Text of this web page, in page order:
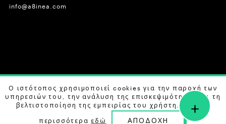
info@a8inea.com
COPYRIGHT © 2026 αθηΝΕΑ, ALL RIGHTS RESERVED.
DESIGN BY G DESIGN STUDIO. DEVELOPED BYB LABS
Ο ιστότοπος χρησιμοποιεί cookies για την παροχή των
υπηρεσιών του, την ανάλυση της επισκεψιμότητας και τη
βελτιστοποίηση της εμπειρίας του χρήστη. Μάθετε
περισσότεραεδώ ΑΠΟΔΟΧΗ
+